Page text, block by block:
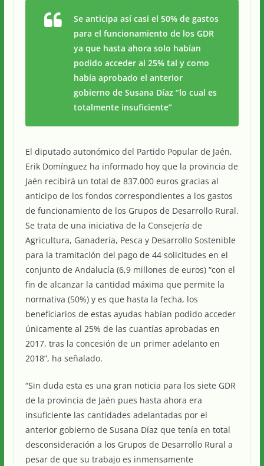
Se anticipa así casi el 50% de gastos
para el funcionamiento de los GDR
ya que hasta ahora solo habían
podido acceder al 25% tal y como
había aprobado el anterior
gobierno de Susana Díaz “lo cual es
totalmente insuficiente”
El diputado autonómico del Partido Popular de Jaén,
Erik Domínguez ha informado hoy que la provincia de
Jaén recibirá un total de 837.000 euros gracias al
anticipo de los fondos correspondientes a los gastos
de funcionamiento de los Grupos de Desarrollo Rural.
Se trata de una iniciativa de la Consejería de
Agricultura, Ganadería, Pesca y Desarrollo Sostenible
para la tramitación del pago de 44 solicitudes en el
conjunto de Andalucía (6,9 millones de euros) “con el
fin de alcanzar la cantidad máxima que permite la
normativa (50%) y es que hasta la fecha, los
beneficiarios de estas ayudas habían podido acceder
únicamente al 25% de las cuantías aprobadas en
2017, tras la concesión de un primer adelanto en
2018”, ha señalado.
“Sin duda esta es una gran noticia para los siete GDR
de la provincia de Jaén pues hasta ahora era
insuficiente las cantidades adelantadas por el
anterior gobierno de Susana Díaz que tenía en total
desconsideración a los Grupos de Desarrollo Rural a
pesar de que su trabajo es inmensamente